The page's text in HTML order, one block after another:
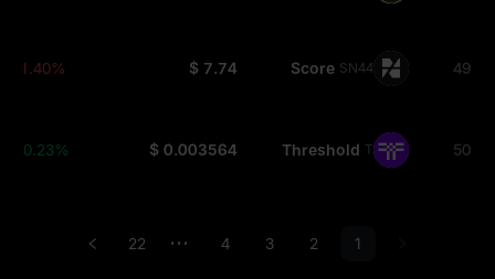
49
Score SN44
$ 7.74
-1.40%
50
Threshold T
$ 0.003564
+0.23%
1
2
3
4
•••
22